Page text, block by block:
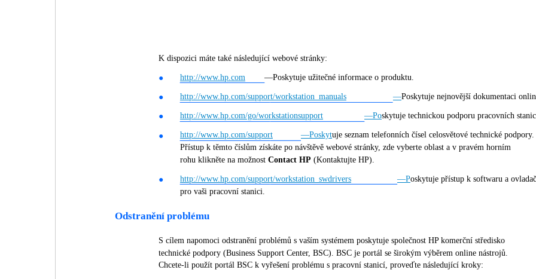
K dispozici máte také následující webové stránky:
● http://www.hp.com —Poskytuje užitečné informace o produktu.
● http://www.hp.com/support/workstation_manuals —Poskytuje nejnovější dokumentaci
● http://www.hp.com/go/workstationsupport —Poskytuje technickou podporu pracovních
● http://www.hp.com/support —Poskytuje seznam telefonních čísel celosvětové technické podpory.
Přístup k těmto číslům získáte po návštěvě webové stránky, zde vyberte oblast a v pravém horním
rohu klikněte na možnost Contact HP (Kontaktujte HP).
● http://www.hp.com/support/workstation_swdrivers —Poskytuje přístup k softwaru a
pro vaši pracovní stanici.
Odstranění problému
S cílem napomoci odstranění problémů s vaším systémem poskytuje společnost HP komerční středisko
technické podpory (Business Support Center, BSC). BSC je portál se širokým výběrem online nástrojů.
Chcete-li použít portál BSC k vyřešení problému s pracovní stanicí, proveďte následující kroky: